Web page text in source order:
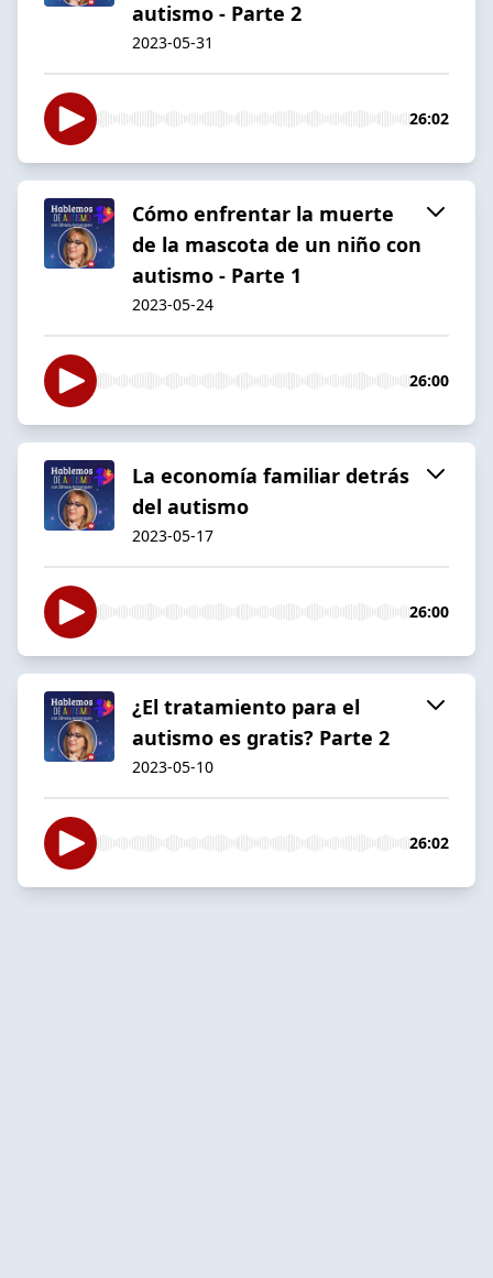
autismo - Parte 2
2023-05-31
26:02
Cómo enfrentar la muerte
de la mascota de un niño con
autismo - Parte 1
2023-05-24
26:00
La economía familiar detrás
del autismo
2023-05-17
26:00
¿El tratamiento para el
autismo es gratis? Parte 2
2023-05-10
26:02